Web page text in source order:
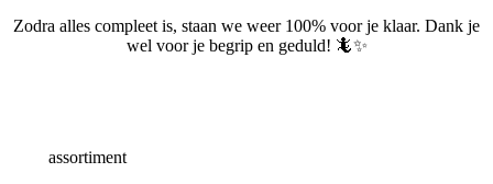
Zodra alles compleet is, staan we weer 100% voor je klaar. Dank je
wel voor je begrip en geduld! 🦎✨
Breedassortiment